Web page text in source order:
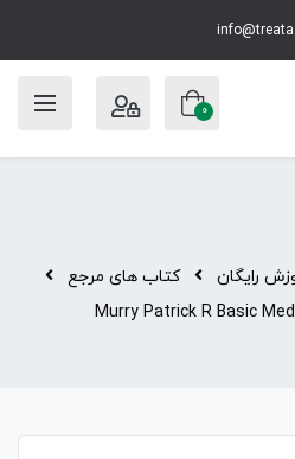
0
رایگان
کتاب های مرجع